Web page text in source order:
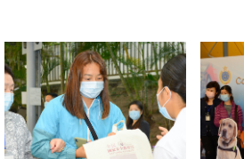
掃一掃關注我們的社交媒體